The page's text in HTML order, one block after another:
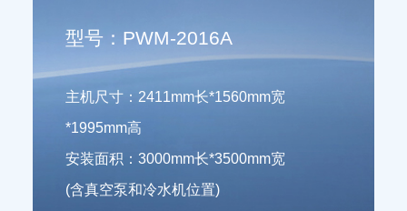
型号：PWM-2016A
主机尺寸：2411mm长*1560mm宽
*1995mm高
安装面积：3000mm长*3500mm宽
(含真空泵和冷水机位置)